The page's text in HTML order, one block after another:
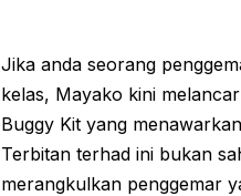
Jika anda seorang
kelas, Mayako kini
Buggy Kit yang
Terbitan terhad ini bukan
merangkulkan penggemar